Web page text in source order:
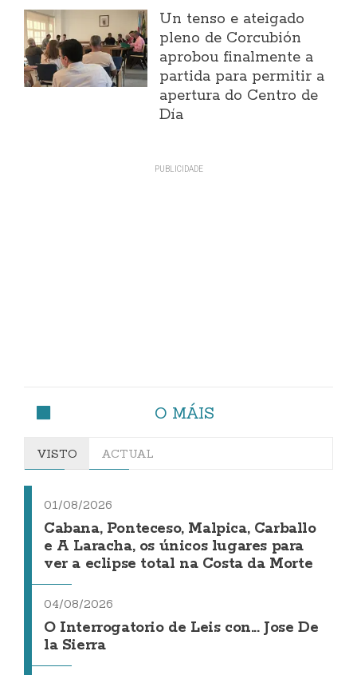
Un tenso e ateigado
pleno de Corcubión
aprobou finalmente a
partida para permitir a
apertura do Centro de
Día
O MÁIS
VISTO ACTUAL
01/08/2026
Cabana, Ponteceso, Malpica, Carballo
e A Laracha, os únicos lugares para
ver a eclipse total na Costa da Morte
04/08/2026
O Interrogatorio de Leis con... Jose De
la Sierra